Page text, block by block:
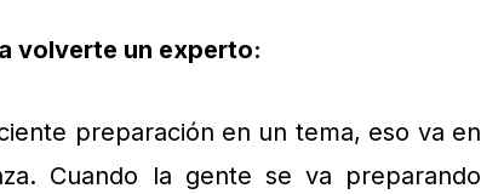
volverte un experto:
preparación en un tema, eso va en
Cuando la gente se va preparando